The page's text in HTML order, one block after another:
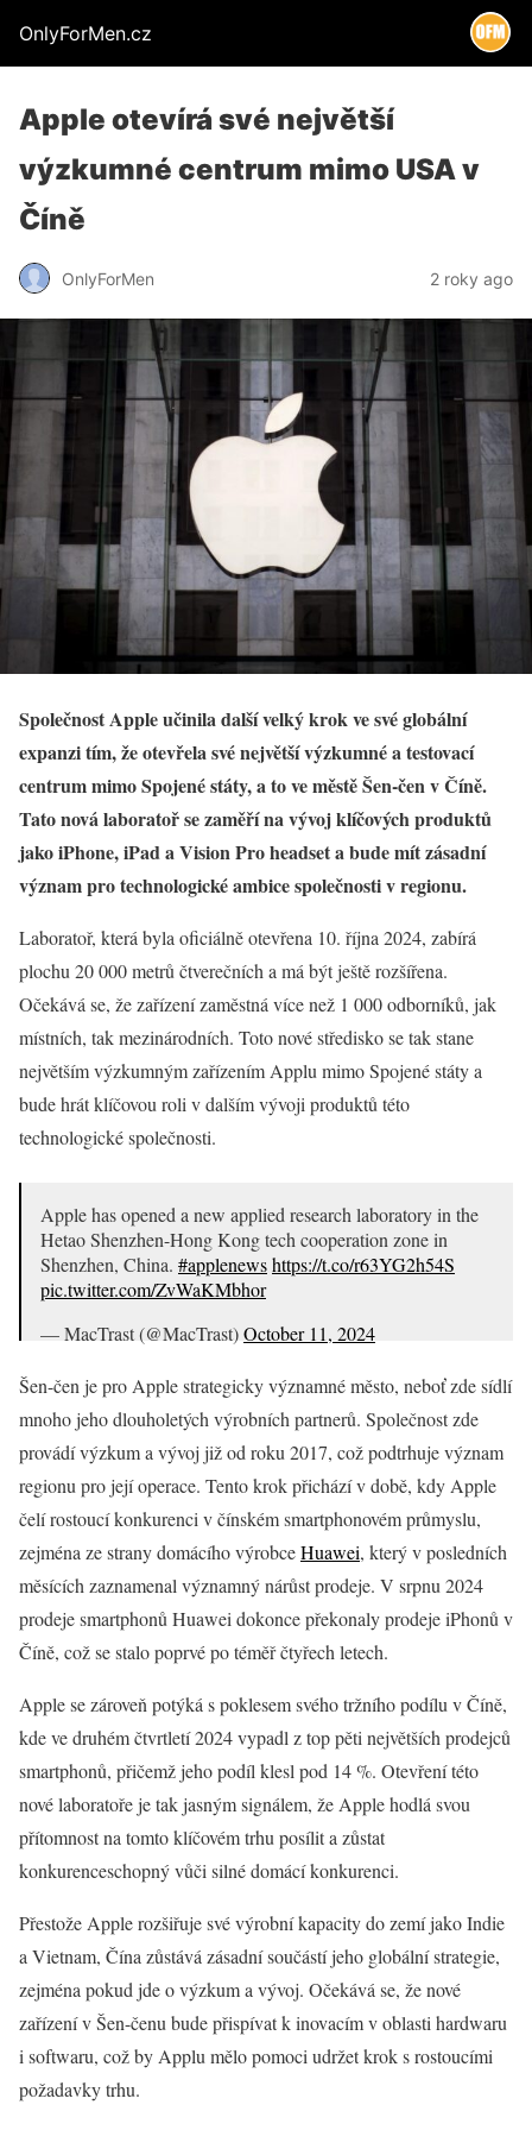
OnlyForMen.cz
Apple otevírá své největší
výzkumné centrum mimo USA v
Číně
OnlyForMen 2 roky ago
Společnost Apple učinila další velký krok ve své globální
expanzi tím, že otevřela své největší výzkumné a testovací
centrum mimo Spojené státy, a to ve městě Šen-čen v Číně.
Tato nová laboratoř se zaměří na vývoj klíčových produktů
jako iPhone, iPad a Vision Pro headset a bude mít zásadní
význam pro technologické ambice společnosti v regionu.
Laboratoř, která byla oficiálně otevřena 10. října 2024, zabírá
plochu 20 000 metrů čtverečních a má být ještě rozšířena.
Očekává se, že zařízení zaměstná více než 1 000 odborníků, jak
místních, tak mezinárodních. Toto nové středisko se tak stane
největším výzkumným zařízením Applu mimo Spojené státy a
bude hrát klíčovou roli v dalším vývoji produktů této
technologické společnosti.
Apple has opened a new applied research laboratory in the
Hetao Shenzhen-Hong Kong tech cooperation zone in
Shenzhen, China. #applenewshttps://t.co/r63YG2h54S
pic.twitter.com/ZvWaKMbhor
— MacTrast (@MacTrast)October 11, 2024
Šen-čen je pro Apple strategicky významné město, neboť zde sídlí
mnoho jeho dlouholetých výrobních partnerů. Společnost zde
provádí výzkum a vývoj již od roku 2017, což podtrhuje význam
regionu pro její operace. Tento krok přichází v době, kdy Apple
čelí rostoucí konkurenci v čínském smartphonovém průmyslu,
zejména ze strany domácího výrobceHuawei, který v posledních
měsících zaznamenal významný nárůst prodeje. V srpnu 2024
prodeje smartphonů Huawei dokonce překonaly prodeje iPhonů v
Číně, což se stalo poprvé po téměř čtyřech letech.
Apple se zároveň potýká s poklesem svého tržního podílu v Číně,
kde ve druhém čtvrtletí 2024 vypadl z top pěti největších prodejců
smartphonů, přičemž jeho podíl klesl pod 14 %. Otevření této
nové laboratoře je tak jasným signálem, že Apple hodlá svou
přítomnost na tomto klíčovém trhu posílit a zůstat
konkurenceschopný vůči silné domácí konkurenci.
Přestože Apple rozšiřuje své výrobní kapacity do zemí jako Indie
a Vietnam, Čína zůstává zásadní součástí jeho globální strategie,
zejména pokud jde o výzkum a vývoj. Očekává se, že nové
zařízení v Šen-čenu bude přispívat k inovacím v oblasti hardwaru
i softwaru, což by Applu mělo pomoci udržet krok s rostoucími
požadavky trhu.